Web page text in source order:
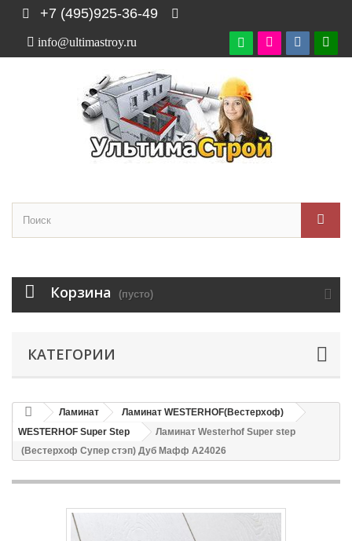
+7 (495)925-36-49

info@ultimastroy.ru
Корзина (пусто)
КАТЕГОРИИ
Ламинат
Ламинат WESTERHOF(Вестерхоф)
WESTERHOF Super Step
Ламинат Westerhof Super step
(Вестерхоф Супер стэп) Дуб Мафф А24026